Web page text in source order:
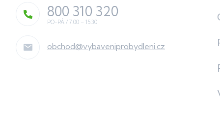
obchod@vybaveniprobydleni.cz
800 310 320